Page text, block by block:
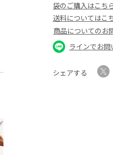
袋のご購入はこち
送料についてはこ
商品についてのお
ラインでお問
シェアする